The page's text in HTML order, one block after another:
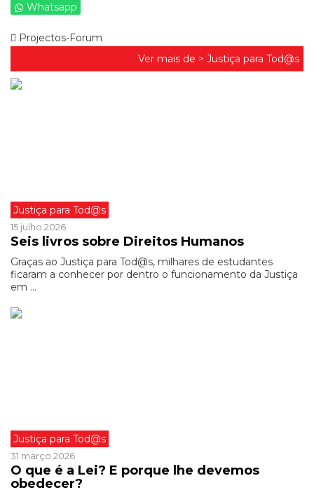
Whatsapp
Projectos-Forum
Ver mais de > Justiça para Tod@s
Justiça para Tod@s
15 julho 2026
Seis livros sobre Direitos Humanos
Graças ao Justiça para Tod@s, milhares de estudantes
ficaram a conhecer por dentro o funcionamento da Justiça
em ...
Justiça para Tod@s
31 março 2026
O que é a Lei? E porque lhe devemos
obedecer?